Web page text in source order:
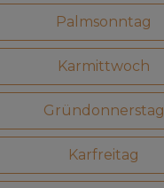
Palmsonntag
Karmittwoch
Gründonnerstag
Karfreitag